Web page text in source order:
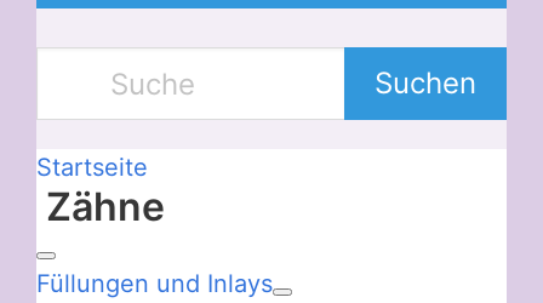
Suchen
Startseite
Zähne
Füllungen und Inlays